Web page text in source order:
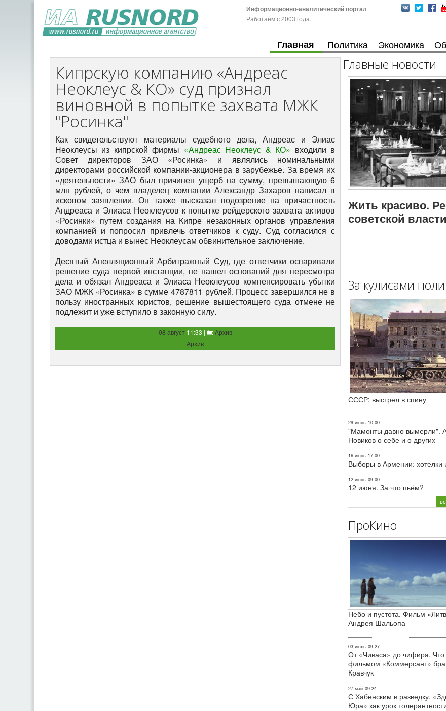
Информационно-аналитический портал
Работаем с 2003 года.
Главная Политика Экономика
Кипрскую компанию «Андреас
Неоклеус & КО» суд признал
виновной в попытке захвата МЖК
"Росинка"
Как свидетельствуют материалы судебного дела, Андреас и Элиас
Неоклеусы из кипрской фирмы «Андреас Неоклеус & КО» входили в
Совет директоров ЗАО «Росинка» и являлись номинальными
директорами российской компании-акционера в зарубежье. За время их
«деятельности» ЗАО был причинен ущерб на сумму, превышающую 6
млн рублей, о чем владелец компании Александр Захаров написал в
исковом заявлении. Он также высказал подозрение на причастность
Андреаса и Элиаса Неоклеусов к попытке рейдерского захвата активов
«Росинки» путем создания на Кипре незаконных органов управления
компанией и попросил привлечь ответчиков к суду. Суд согласился с
доводами истца и вынес Неоклеусам обвинительное заключение.
Десятый Апелляционный Арбитражный Суд, где ответчики оспаривали
решение суда первой инстанции, не нашел оснований для пересмотра
дела и обязал Андреаса и Элиаса Неоклеусов компенсировать убытки
ЗАО МЖК «Росинка» в сумме 4787811 рублей. Процесс завершился не в
пользу иностранных юристов, решение вышестоящего суда отмене не
подлежит и уже вступило в законную силу.
08 август11:33 | :Архив
Архив
Главные новости
Жить красиво.
советской власти
За кулисами
СССР: выстрел в спину
29 июнь 10:00
"Мамонты давно вымерли".
Новиков о себе и о других
16 июнь 17:00
Выборы в Армении: хотелки
12 июнь 09:00
12 июня. За что пьём?
ПроКино
Небо и пустота. Фильм
Андрея Шальопа
03 июль 09:27
От «Чиваса» до чифира. Что
фильмом «Коммерсант»
Кравчук
27 май 09:24
С Хабенским в разведку.
Юра» как урок